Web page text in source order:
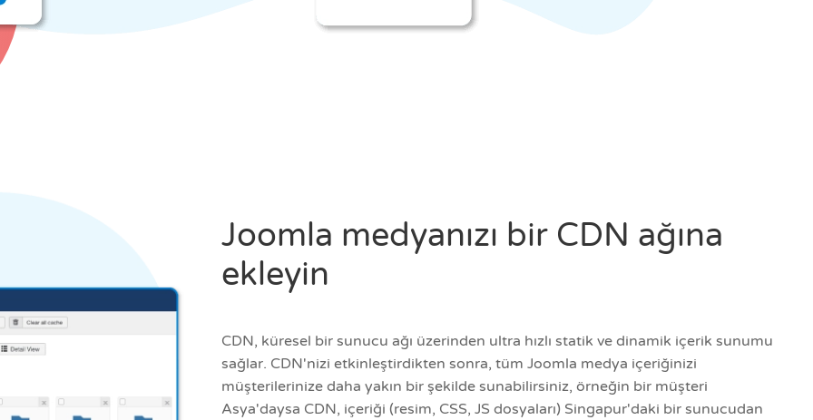
Joomla medyanızı bir CDN ağına
ekleyin
CDN, küresel bir sunucu ağı üzerinden ultra hızlı statik ve dinamik içerik sunumu
sağlar. CDN'nizi etkinleştirdikten sonra, tüm Joomla medya içeriğinizi
müşterilerinize daha yakın bir şekilde sunabilirsiniz, örneğin bir müşteri
Asya'daysa CDN, içeriği (resim, CSS, JS dosyaları) Singapur'daki bir sunucudan